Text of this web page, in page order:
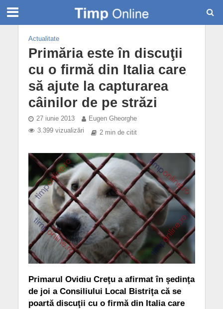
Actualitate
Primăria este în discuţii
cu o firmă din Italia care
să ajute la capturarea
câinilor de pe străzi
27 iunie 2013
Eugen Gheorghe
3.399 vizualizări
2 min de citit
Primarul Ovidiu Creţu a afirmat în şedinţa
de joi a Consiliului Local Bistriţa că se
poartă discuţii cu o firmă din Italia care